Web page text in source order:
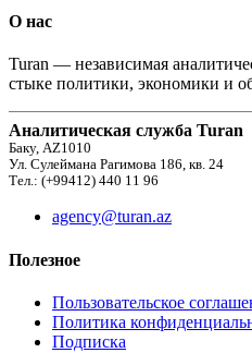
О нас
Turan — независимая
стыке политики, экономики и
Аналитическая служба Turan
Баку, AZ1010
Ул. Сулеймана Рагимова 186, кв. 24
Тел.: (+99412) 440 11 96
agency@turan.az
Полезное
Пользовательское
Политика
Подписка